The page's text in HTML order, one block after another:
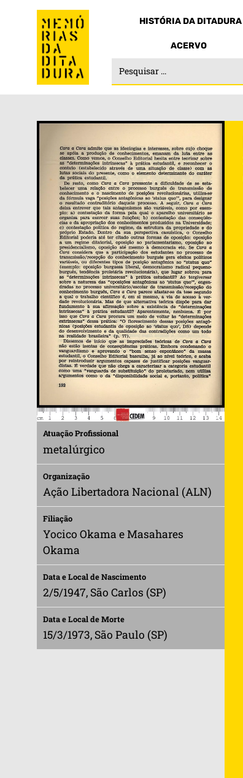
HISTÓRIA DA DITADURA
ACERVO
Atuação Profissional
metalúrgico
Organização
Ação Libertadora Nacional (ALN)
Filiação
Yocico Okama e Masahares
Okama
Data e Local de Nascimento
2/5/1947, São Carlos (SP)
Data e Local de Morte
15/3/1973, São Paulo (SP)